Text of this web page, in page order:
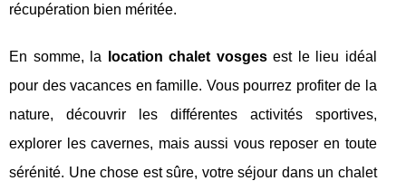
récupération bien méritée.
En somme, la location chalet vosgesest le lieu idéal
pour des vacances en famille. Vous pourrez profiter de la
nature, découvrir les différentes activités sportives,
explorer les cavernes, mais aussi vous reposer en toute
sérénité. Une chose est sûre, votre séjour dans un chalet